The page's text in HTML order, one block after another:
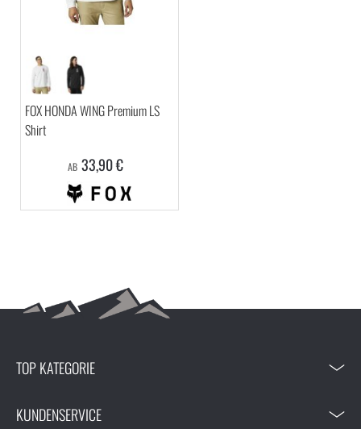
FOX HONDA WING Premium LS
Shirt
AB 33,90 €
TOP KATEGORIE
KUNDENSERVICE